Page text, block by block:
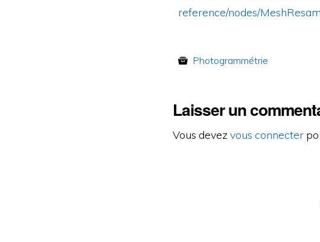
reference/nodes/
Photogrammétrie
Laisser un
Vous devezvous connecter